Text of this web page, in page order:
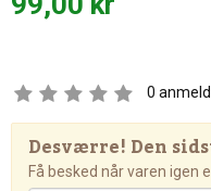
0
Desværre! Den
Få besked når varen igen